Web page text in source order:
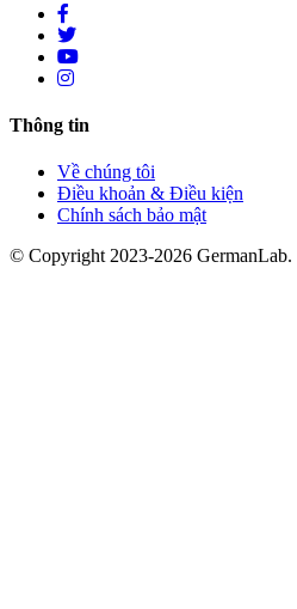
Thông tin
Về chúng tôi
Điều khoản & Điều kiện
Chính sách bảo mật
© Copyright 2023-2026 GermanLab.